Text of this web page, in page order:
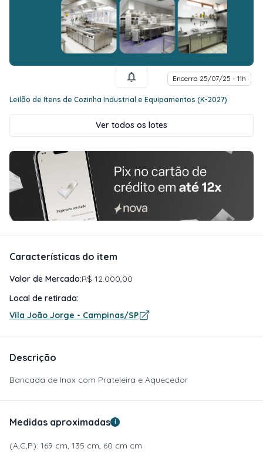
Encerra 25/07/25 - 11h
Leilão de Itens de Cozinha Industrial e Equipamentos (K-2027)
Ver todos os lotes
Características do item
Valor de Mercado:R$ 12.000,00
Local de retirada:
Vila João Jorge - Campinas/SP
Descrição
Bancada de Inox com Prateleira e Aquecedor
Medidas aproximadas i
(A,C,P): 169 cm, 135 cm, 60 cm cm